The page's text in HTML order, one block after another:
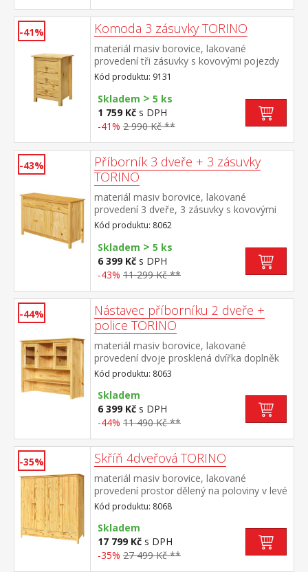
-41% Komoda 3 zásuvky TORINO
materiál masiv borovice, lakované
provedení tři zásuvky s kovovými pojezdy
Kód produktu: 9131
Skladem > 5 ks
1 759 Kč s DPH
-41% 2 990 Kč **
-43%
Příborník 3 dveře + 3 zásuvky
TORINO
materiál masiv borovice, lakované
provedení 3 dveře, 3 zásuvky s kovovými
pojezdy vhodný doplněk nástavec TORINO
8063
Kód produktu: 8062
Skladem > 5 ks
6 399 Kč s DPH
-43% 11 299 Kč **
-44%
Nástavec příborníku 2 dveře +
police TORINO
materiál masiv borovice, lakované
provedení dvoje prosklená dvířka doplněk
příborníku TORINO 8062
Kód produktu: 8063
Skladem
6 399 Kč s DPH
-44% 11 490 Kč **
-35% Skříň 4dveřová TORINO
materiál masiv borovice, lakované
provedení prostor dělený na poloviny v levé
polovině šatní tyč a police na klobouky v
pravé polovině 3 police ve spodní části 2
zásuvky s kovovými pojezdy doporučený
nástavec 8168
Kód produktu: 8068
Skladem
17 799 Kč s DPH
-35% 27 499 Kč **